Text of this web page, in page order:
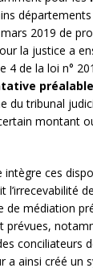
départements
2019 de
la justice a
4 de la loi n°
du tribunal
montant
intègre ces
l’irrecevabilité
médiation
prévues,
conciliateurs
a ainsi créé un